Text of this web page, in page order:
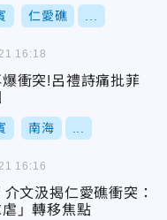
仁愛礁
衝突!呂禮詩痛批菲
南海
16:18
文汲揭仁愛礁衝突：
」轉移焦點
16:16